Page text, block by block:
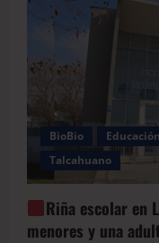
BioBio Educación
Talcahuano
Riña escolar en
menores y una